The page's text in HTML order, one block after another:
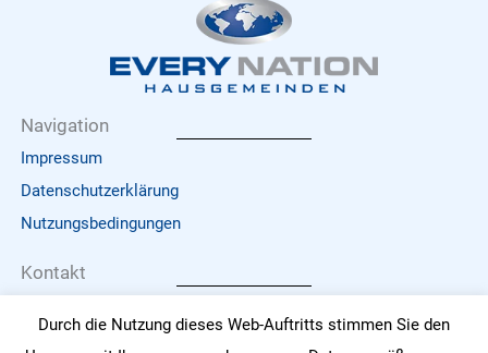
Navigation
Impressum
Datenschutzerklärung
Nutzungsbedingungen
Kontakt
Durch die Nutzung dieses Web-Auftritts stimmen Sie den